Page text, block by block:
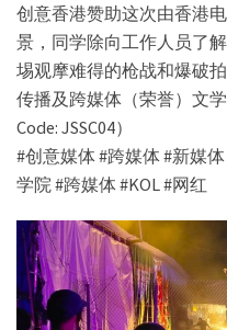
创意香港赞助这次由香港
景，同学除向工作人员了
埸观摩难得的枪战和爆破拍
传播及跨媒体（荣誉）文
Code: JSSC04）
#创意媒体 #跨媒体 #新媒体
学院 #跨媒体 #KOL #网红